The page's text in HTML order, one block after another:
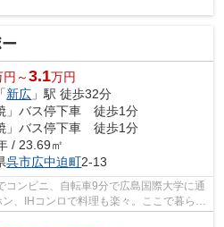
円～3.1万円
「新広 」駅 徒歩32分
」バス停下車 徒歩1分
」バス停下車 徒歩1分
/ 23.69㎡
呉市広中迫町2-13
コンビニ、自転車9分で広島国際大学に通
、IHコンロで料理も楽々。ここで暮らせ
地...